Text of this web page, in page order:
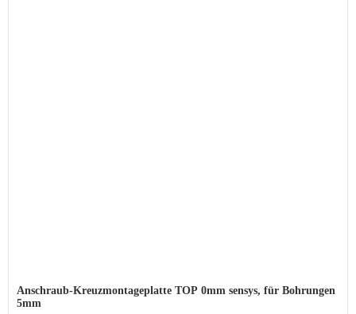
Anschraub-Kreuzmontageplatte TOP 0mm sensys, für Bohrungen
5mm